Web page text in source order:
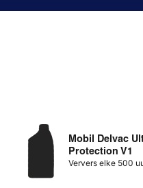
Mobil Delvac
Protection V1
Ververs elke 500